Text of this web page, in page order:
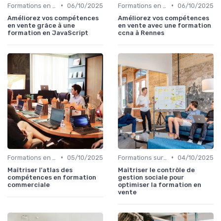
• 06/10/2025
Améliorez vos compétences
en vente grâce à une
formation en JavaScript
• 06/10/2025
Améliorez vos compétences
en vente avec une formation
ccna à Rennes
• 05/10/2025
Maîtriser l'atlas des
compétences en formation
commerciale
• 04/10/2025
Maîtriser le contrôle de
gestion sociale pour
optimiser la formation en
vente